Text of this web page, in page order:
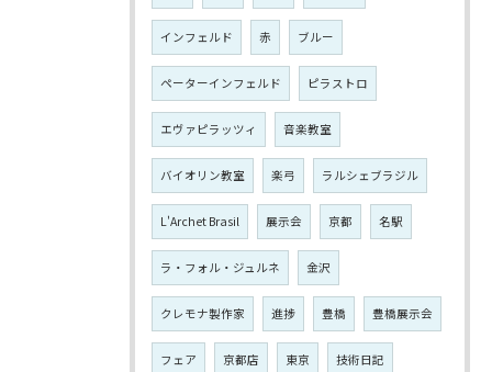
インフェルド 赤 ブルー
ペーターインフェルド ピラストロ
エヴァピラッツィ 音楽教室
バイオリン教室 楽弓 ラルシェブラジル
L'Archet Brasil 展示会 京都 名駅
ラ・フォル・ジュルネ 金沢
クレモナ製作家 進捗 豊橋 豊橋展示会
フェア 京都店 東京 技術日記